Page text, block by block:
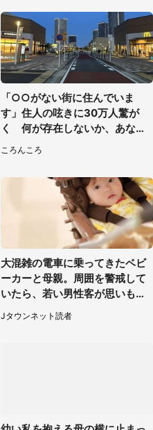
「○○がない街に住んでいま
す」住人の呟きに30万人驚が
く 何が存在しないか、あなた
ころんころ
大混雑の電車に乗ってきたベビ
ーカーと母親。周囲を警戒して
いたら、若い男性客が思いもよ
らぬ行動に（東京都・50代女
性）
Jタウンネット読者